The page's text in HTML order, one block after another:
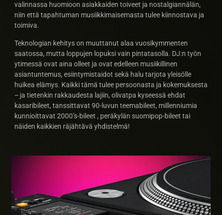
valinnassa huomioon asiakkaiden toiveet ja nostalgiannälän,
niin että tapahtuman musiikkimaisemasta tulee kiinnostava ja
toimiva.
Teknologian kehitys on muuttanut alaa vuosikymmenten
saatossa, mutta loppujen lopuksi vain pintatasolla. DJ:n työn
ytimessä ovat aina olleet ja ovat edelleen musiikillinen
asiantuntemus, esiintymistaidot sekä halu tarjota yleisölle
huikea elämys. Kaikki tämä tulee persoonasta ja kokemuksesta
– ja tietenkin rakkaudesta lajiin, olivatpa kyseessä ehdat
kasaribileet, tanssittavat 90-luvun teemabileet, millenniumia
kunnioittavat 2000’s-bileet , peräkylän suomipop-bileet tai
näiden kaikkien räjähtävä yhdistelmä!